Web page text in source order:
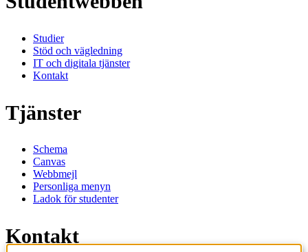
Studier
Stöd och vägledning
IT och digitala tjänster
Kontakt
Tjänster
Schema
Canvas
Webbmejl
Personliga menyn
Ladok för studenter
Kontakt